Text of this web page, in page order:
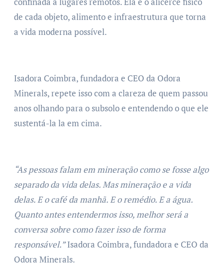
de cada objeto, alimento e infraestrutura que torna
a vida moderna possível.
Isadora Coimbra, fundadora e CEO da Odora
Minerals, repete isso com a clareza de quem passou
anos olhando para o subsolo e entendendo o que ele
sustentá-la la em cima.
“As pessoas falam em mineração como se fosse algo
separado da vida delas. Mas mineração e a vida
delas. E o café da manhã. E o remédio. E a água.
Quanto antes entendermos isso, melhor será a
conversa sobre como fazer isso de forma
responsável.”Isadora Coimbra, fundadora e CEO da
Odora Minerals.